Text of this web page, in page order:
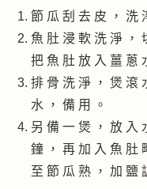
節 瓜 刮 去 皮 ， 洗
魚 肚 浸 軟 洗 淨 ，
把 魚 肚 放 入 薑 蔥
排 骨 洗 淨 ， 煲 滾
水 ， 備 用 。
另 備 一 煲 ， 放 入
鐘 ， 再 加 入 魚 肚
至 節 瓜 熟 ， 加 鹽